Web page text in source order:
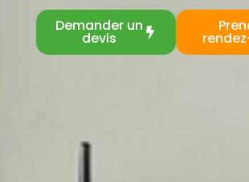
Demander un
devis